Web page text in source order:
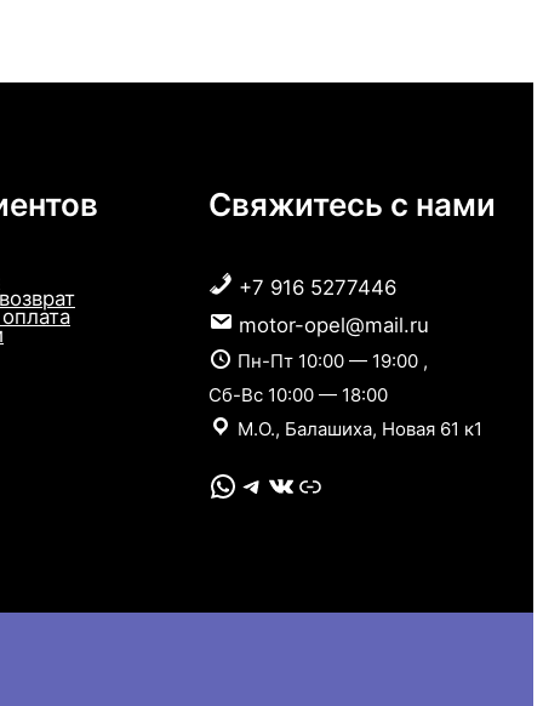
Свяжитесь с нами
+7 916 5277446
motor-opel@mail.ru
Пн-Пт 10:00 — 19:00 ,
Сб-Вс 10:00 — 18:00
М.О., Балашиха, Новая 61 к1
WhatsApp Telegram VK Link